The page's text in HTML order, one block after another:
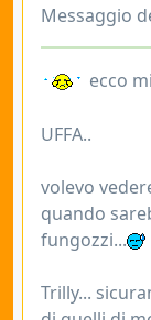
Messaggio
ecco
UFFA..
volevo
quando
fungozzi...
Trilly...